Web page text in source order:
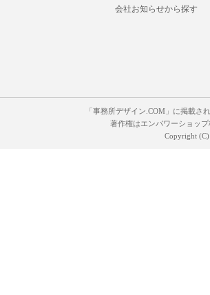
会社お知らせから探す
「事務所デザイン.COM」に掲載さ
著作権はエンパワーショッ
Copyright